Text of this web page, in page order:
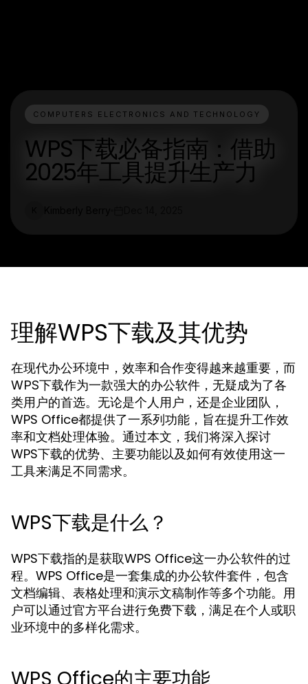
COMPUTERS ELECTRONICS AND TECHNOLOGY
WPS下载必备指南：借助
2025年工具提升生产力
理解WPS下载及其优势
在现代办公环境中，效率和合作变得越来越重要，而
WPS下载作为一款强大的办公软件，无疑成为了各
类用户的首选。无论是个人用户，还是企业团队，
WPS Office都提供了一系列功能，旨在提升工作效
率和文档处理体验。通过本文，我们将深入探讨
WPS下载的优势、主要功能以及如何有效使用这一
工具来满足不同需求。
WPS下载是什么？
WPS下载指的是获取WPS Office这一办公软件的过
程。WPS Office是一套集成的办公软件套件，包含
文档编辑、表格处理和演示文稿制作等多个功能。用
户可以通过官方平台进行免费下载，满足在个人或职
业环境中的多样化需求。